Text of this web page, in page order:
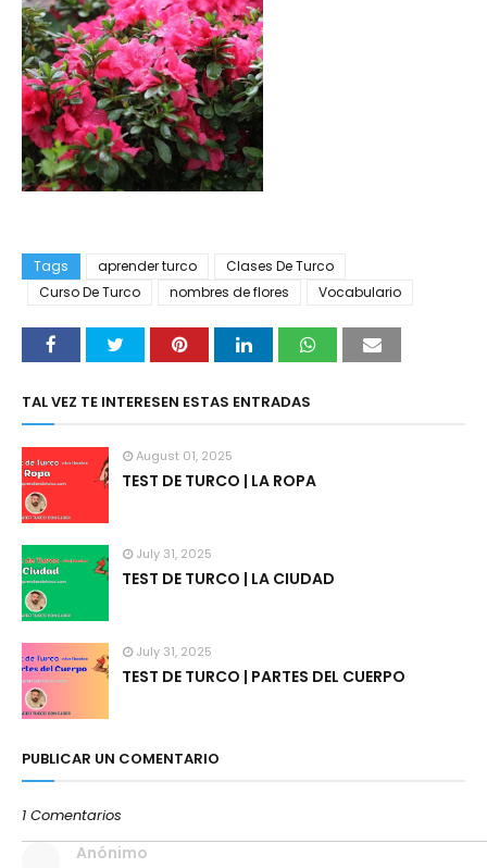
Tags aprender turco
Clases De Turco
Curso De Turco
nombres de flores Vocabulario
TAL VEZ TE INTERESEN ESTAS ENTRADAS
August 01, 2025
TEST DE TURCO | LA ROPA
July 31, 2025
TEST DE TURCO | LA CIUDAD
July 31, 2025
TEST DE TURCO | PARTES DEL CUERPO
PUBLICAR UN COMENTARIO
1 Comentarios
Anónimo